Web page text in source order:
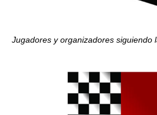
Jugadores y organizadores siguiendo